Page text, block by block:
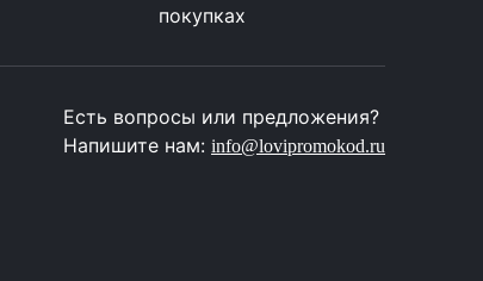
покупках
Есть вопросы или предложения?
Напишите нам:info@lovipromokod.ru